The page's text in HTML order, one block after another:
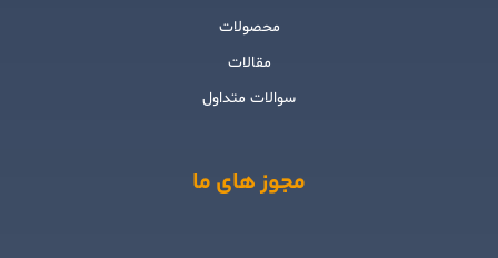
محصولات
مقالات
سوالات متداول
مجوز های ما